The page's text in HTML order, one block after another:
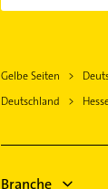
Nordend-Ost
Westend-Süd
Oberursel
Dietzenbach
Bad Soden
Steuerberater
Immobilien
Elektriker
Gelbe Seiten
Deutschland
Branche